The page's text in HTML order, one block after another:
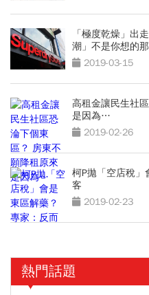
「極度乾燥」出
潮」不是你想的
2019-03-15
高租金讓民生社
是因為…
2019-02-26
柯P拋「空店稅」
客
2019-02-23
熱門話題